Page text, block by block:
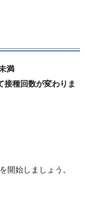
満
種回数が変わりま
開始しましょう。